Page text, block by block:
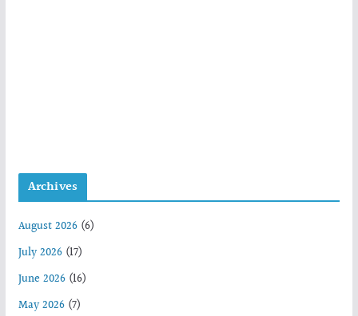
Archives
August 2026(6)
July 2026(17)
June 2026(16)
May 2026(7)